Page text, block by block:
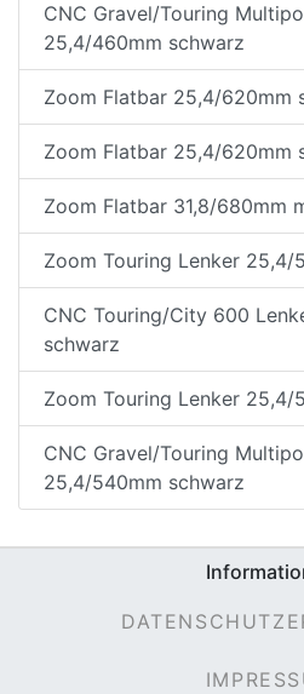
CNC Gravel/Touring
25,4/460mm schwarz
Zoom Flatbar 25,4/620mm
Zoom Flatbar 25,4/620mm
Zoom Flatbar 31,8/680mm
Zoom Touring Lenker 25,4/
CNC Touring/City 600
schwarz
Zoom Touring Lenker
CNC Gravel/Touring
25,4/540mm schwarz